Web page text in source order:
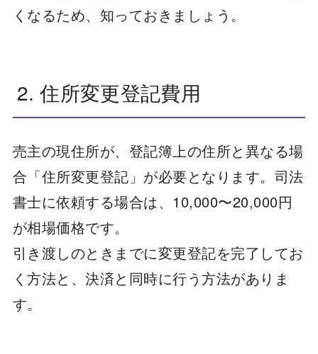
くなるため、知っておきましょう。
2. 住所変更登記費用
売主の現住所が、登記簿上の住所と異なる場
合「住所変更登記」が必要となります。司法
書士に依頼する場合は、10,000〜20,000円
が相場価格です。
引き渡しのときまでに変更登記を完了してお
く方法と、決済と同時に行う方法がありま
す。